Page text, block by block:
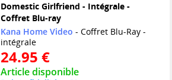
Domestic Girlfriend - Intégrale -
Coffret Blu-ray
Kana Home Video - Coffret Blu-Ray -
intégrale
24.95 €
Article disponible